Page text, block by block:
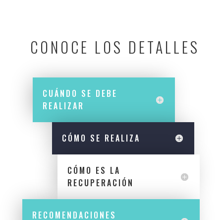
CONOCE LOS DETALLES
CUÁNDO SE DEBE
REALIZAR
CÓMO SE REALIZA
CÓMO ES LA
RECUPERACIÓN
RECOMENDACIONES